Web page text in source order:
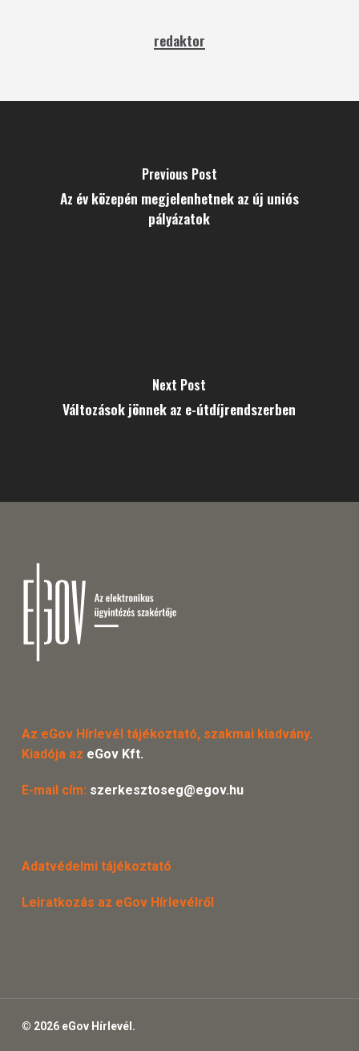
redaktor
Previous Post
Az év közepén megjelenhetnek az új uniós
pályázatok
Next Post
Változások jönnek az e-útdíjrendszerben
Az eGov Hírlevél tájékoztató, szakmai kiadvány.
Kiadója az eGov Kft.
E-mail cím: szerkesztoseg@egov.hu
Adatvédelmi tájékoztató
Leiratkozás az eGov Hírlevélről
© 2026 eGov Hírlevél.